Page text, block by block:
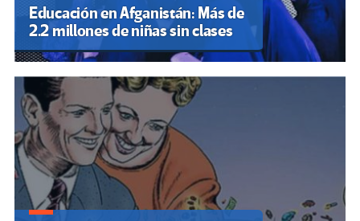
Educación en Afganistán: Más de
2.2 millones de niñas sin clases